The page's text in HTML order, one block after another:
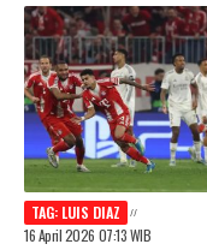
TAG: LUIS DIAZ
16 April 2026 07:13 WIB